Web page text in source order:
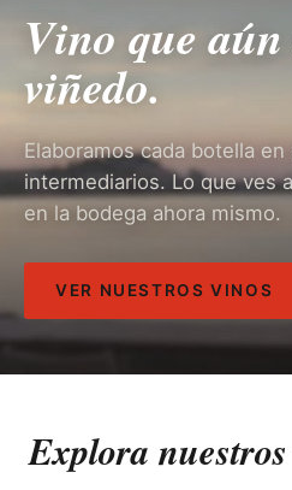
Vino que aún
viñedo.
Elaboramos cada botella
intermediarios. Lo que ves
en la bodega ahora mismo.
VER NUESTROS VINOS
Explora